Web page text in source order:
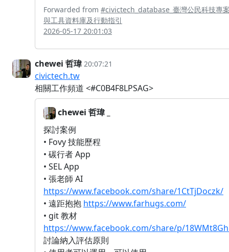
Forwarded from #civictech_database_臺灣公民科技專
與工具資料庫及行動指引
2026-05-17 20:01:03
chewei 哲瑋 20:07:21
civictech.tw
相關工作頻道 <#C0B4F8LPSAG>
chewei 哲瑋 _
探討案例
• Fovy 技能歷程
• 碳行者 App
• SEL App
• 張老師 AI
https://www.facebook.com/share/1CtTjDoczk/
• 遠距抱抱 https://www.farhugs.com/
• git 教材
https://www.facebook.com/share/p/
討論納入評估原則